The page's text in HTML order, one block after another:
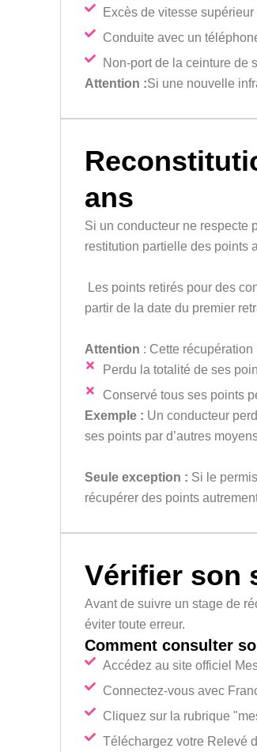
Excès de vitesse supérieur
Conduite avec un
Non-port de la ceinture de
Attention :Si une nouvelle
ans
Si un conducteur ne respecte
restitution partielle des points
Les points retirés pour des
partir de la date du premier
Attention : Cette
Perdu la totalité de ses
Conservé tous ses points
Exemple : Un conducteur
ses points par d’autres
Seule exception : Si le
récupérer des points
Vérifier son
Avant de suivre un stage de
éviter toute erreur.
Comment consulter
Accédez au site officiel
Connectez-vous avec
Cliquez sur la rubrique
Téléchargez votre Relevé